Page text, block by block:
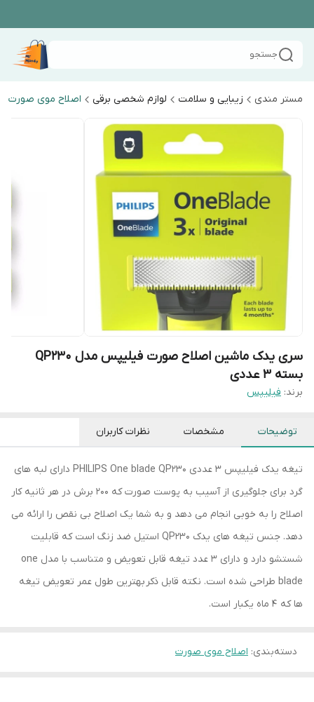
جستجو
مستر مندی زیبایی و سلامت لوازم شخصی برقی اصلاح موی صورت
سری یدک ماشین اصلاح صورت فیلیپس مدل QP230
بسته 3 عددی
برند: فیلیپس
توضیحات مشخصات نظرات کاربران
تیغه یدک فیلیپس 3 عددی PHILIPS One blade QP230 دارای لبه های
گرد برای جلوگیری از آسیب به پوست صورت که 200 برش در هر ثانیه کار
اصلاح را به خوبی انجام می دهد و به شما یک اصلاح بی نقص را ارائه می
دهد. جنس تیغه های یدک QP230 استیل ضد زنگ است که قابلیت
شستشو دارد و دارای 3 عدد تیغه قابل تعویض و متناسب با مدل one
blade طراحی شده است. نکته قابل ذکر بهترین طول عمر تعویض تیغه
ها که 4 ماه یکبار است.
دسته‌بندی: اصلاح موی صورت